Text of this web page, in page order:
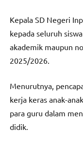
Kepala SD Negeri
kepada seluruh
akademik maupun
2025/2026.
Menurutnya,
kerja keras anak-
para guru dalam
didik.